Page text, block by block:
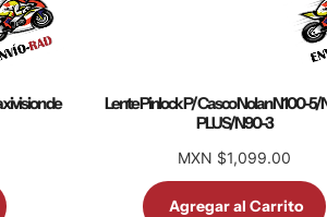
de
Lente Pinlock P/ Casco Nolan N100-5/
PLUS/N90-3
MXN $1,099.00
Agregar al Carrito